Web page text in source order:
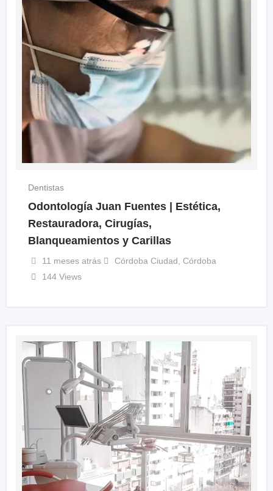
Dentistas
Odontología Juan Fuentes | Estética,
Restauradora, Cirugías,
Blanqueamientos y Carillas
11 meses atrás Córdoba Ciudad Córdoba
144 Views